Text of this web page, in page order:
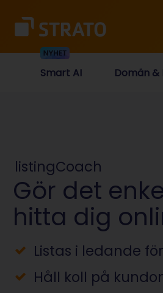
Smart AI Domän
listingCoach
Gör det
hitta dig
Listas i ledande
Håll koll på